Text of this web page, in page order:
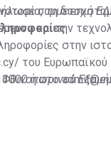
τη
και την
συμμετοχή
στην
του Ευρωπαϊκού
ή στο